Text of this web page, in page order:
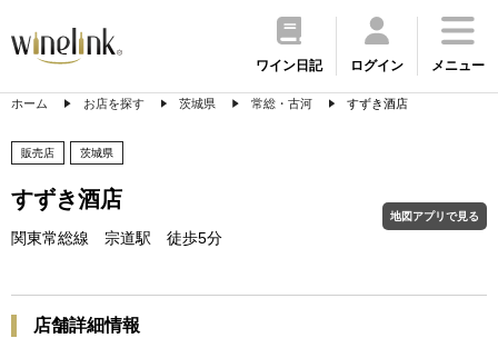
ワイン日記 ログイン メニュー
ホーム お店を探す 茨城県 常総・古河 すずき酒店
販売店 茨城県
すずき酒店
関東常総線 宗道駅 徒歩5分
地図アプリで見る
店舗詳細情報